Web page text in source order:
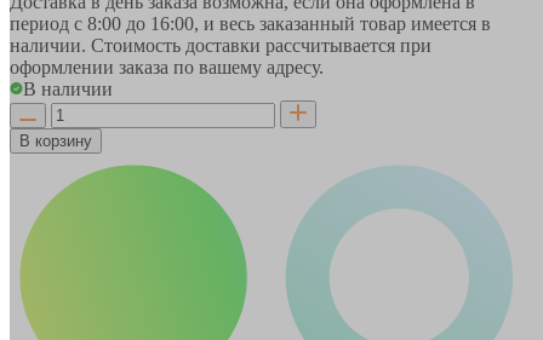
период с 8:00 до 16:00, и весь заказанный товар имеется в
наличии. Стоимость доставки рассчитывается при
оформлении заказа по вашему адресу.
В наличии
В корзину